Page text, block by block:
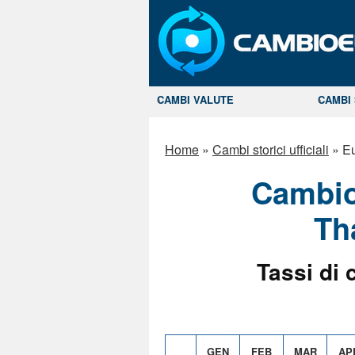
CAMBI VALUTE CAMBI
Home » Cambi storici ufficiali »
Tassi di
GEN FEB MAR